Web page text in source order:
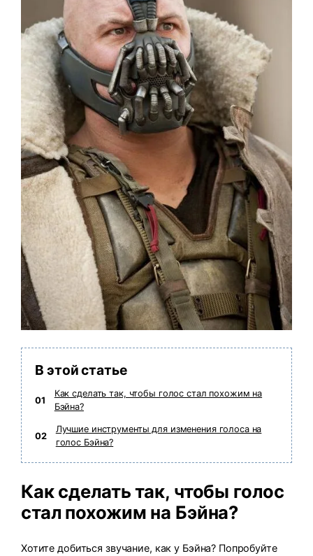
В этой статье
01
Как сделать так, чтобы голос стал похожим на
Бэйна?
02
Лучшие инструменты для изменения голоса на
голос Бэйна?
Как сделать так, чтобы голос
стал похожим на Бэйна?
Хотите добиться звучание, как у Бэйна? Попробуйте